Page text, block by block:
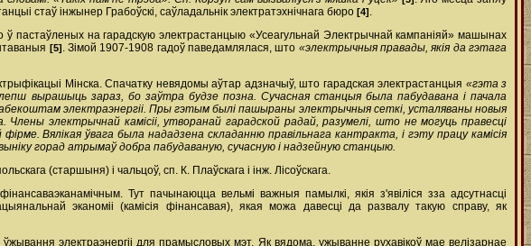
стаў інжынер Грабоўскі, саўладальнік электратэхнічнага бюро [4].
пастаўленых на гарадскую электрастанцыю «Усеагульнай Электрычнай кампаніяй» машынах
[5]. Зімой 1907-1908 гадоў паведамлялася, што «электрычныя правады, якія да гэтага
Мінска. Спачатку невядомы аўтар адзначыў, што гарадская электрастанцыя «гэта з
вырашыць зараз, бо заўтра будзе позна. Сучасная станцыя была пабудавана і пачала
электраэнергіі. Пры гэтым былі пашыраны электрычныя сеткі, усталяваны новыя
электрычнай камісіі, утворанай гарадской радай, разумелі, што не могуць правесці
Вялікая ўвага была нададзена складанню правільнага кантракта, і гэту працу камісія
горад атрымаў добра пабудаваную, сучасную і надзейную станцыю.
(старшыня) і чальцоў, сп. К. Плаўскага і інж. Лісоўскага.
Тут пачынаюцца вельмі важныя памылкі, якія з'явіліся з­за адсутнасці
эканоміі (камісія фінансавая), якая можа давесці да развалу такую справу, як
электраэнергіі для прамысловых мэт. Як вядома, ужыванне рухавікоў мае велізарнае